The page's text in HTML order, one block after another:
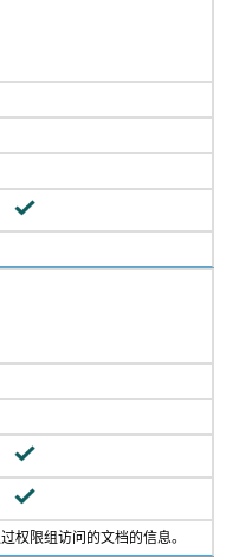
权限组访问的文档的信息。